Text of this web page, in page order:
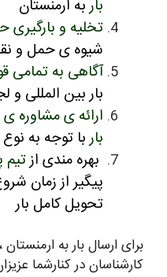
باربه ارمنستان
تخلیه و بارگیری
شیوه ی حمل و
آگاهی به تمامی
بار بین المللی و
ارائه ی مشاوره
باربا توجه به
بهره مندی ازتیم
پیگیر از زمان
تحویل کامل بار
برای ارسال بار به ارمنستان
کارشناسان در کنارشما